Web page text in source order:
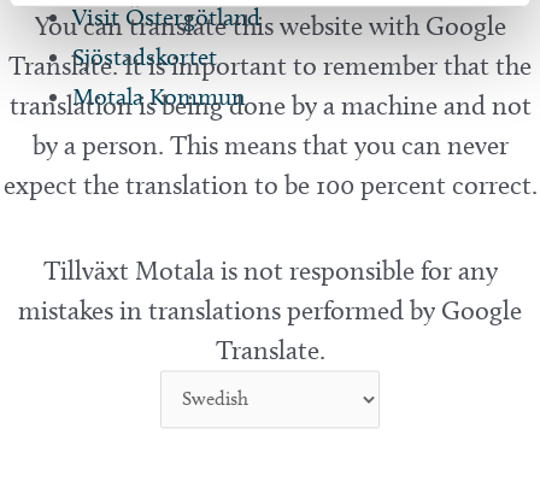
Visit Östergötland
Sjöstadskortet
Motala Kommun
You can translate this website with Google
Translate. It is important to remember that the
translation is being done by a machine and not
by a person. This means that you can never
expect the translation to be 100 percent correct.
Tillväxt Motala is not responsible for any
mistakes in translations performed by Google
Translate.